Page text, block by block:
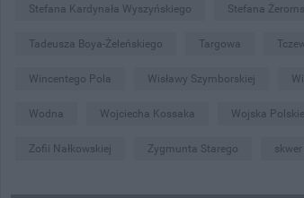
Stefana Kardynała Wyszyńskiego Stefana
Tadeusza Boya-Żeleńskiego Targowa
Wincentego Pola Wisławy Szymborskiej
Wodna Wojciecha Kossaka Wojska
Zofii Nałkowskiej Zygmunta Starego